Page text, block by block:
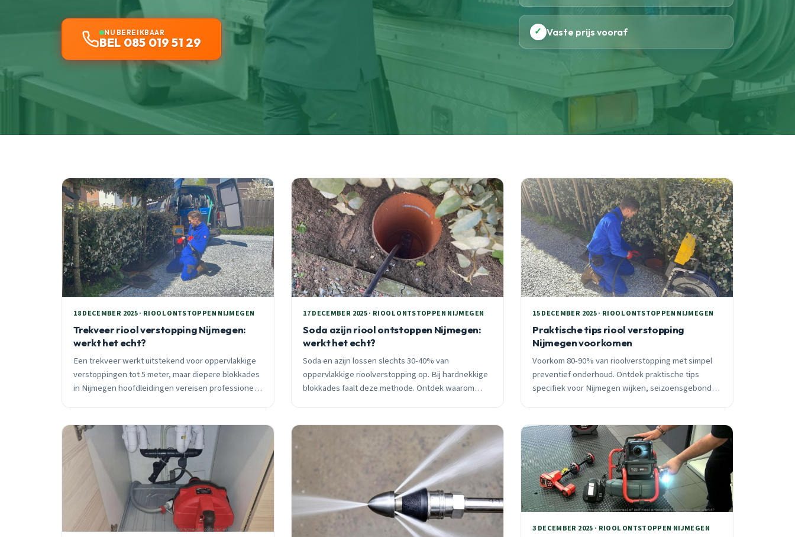
NU BEREIKBAAR
BEL 085 019 51 29
✓ Vaste prijs vooraf
18 DECEMBER 2025 · RIOOL ONTSTOPPEN NIJMEGEN
Trekveer riool verstopping Nijmegen:
werkt het echt?
Een trekveer werkt uitstekend voor oppervlakkige
verstoppingen tot 5 meter, maar diepere blokkades
in Nijmegen hoofdleidingen vereisen professionele
17 DECEMBER 2025 · RIOOL ONTSTOPPEN NIJMEGEN
Soda azijn riool ontstoppen Nijmegen:
werkt het echt?
Soda en azijn lossen slechts 30-40% van
oppervlakkige rioolverstopping op. Bij hardnekkige
blokkades faalt deze methode. Ontdek waarom
15 DECEMBER 2025 · RIOOL ONTSTOPPEN NIJMEGEN
Praktische tips riool verstopping
Nijmegen voorkomen
Voorkom 80-90% van rioolverstopping met simpel
preventief onderhoud. Ontdek praktische tips
specifiek voor Nijmegen wijken, seizoensgebonden
3 DECEMBER 2025 · RIOOL ONTSTOPPEN NIJMEGEN